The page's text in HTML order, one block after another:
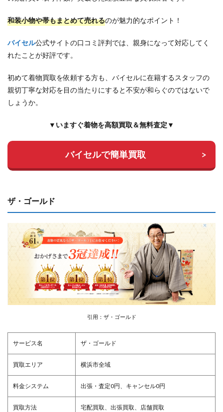
和装小物や帯もまとめて売れるのが魅力的なポイント！
バイセル公式サイトの口コミ評判では、親身になって対応してく
れたことが好評です。
初めて着物買取を依頼する方も、バイセルに在籍するスタッフの
親切丁寧な対応を目の当たりにすると不安が和らぐのではないで
しょうか。
▼いますぐ着物を高額買取＆無料査定▼
バイセルで簡単買取
ザ・ゴールド
引用：ザ・ゴールド
サービス名 ザ・ゴールド
買取エリア 横浜市全域
料金システム 出張・査定0円、キャンセル0円
買取方法 宅配買取、出張買取、店舗買取